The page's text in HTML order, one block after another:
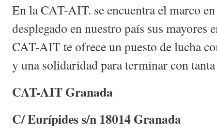
En la CAT-AIT. se encuentra el marco
desplegado en nuestro país sus mayores
CAT-AIT te ofrece un puesto de lucha
y una solidaridad para terminar con
CAT-AIT Granada
C/ Eurípides s/n 18014 Granada